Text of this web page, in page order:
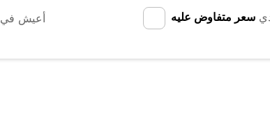
أعيش في سعر متفاوض عليه